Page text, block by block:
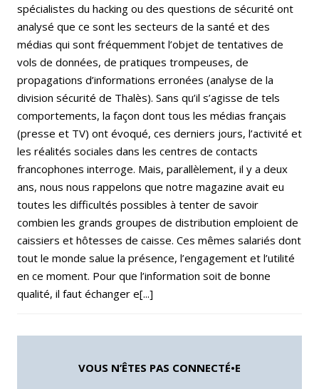
spécialistes du hacking ou des questions de sécurité ont
analysé que ce sont les secteurs de la santé et des
médias qui sont fréquemment l’objet de tentatives de
vols de données, de pratiques trompeuses, de
propagations d’informations erronées (analyse de la
division sécurité de Thalès). Sans qu’il s’agisse de tels
comportements, la façon dont tous les médias français
(presse et TV) ont évoqué, ces derniers jours, l’activité et
les réalités sociales dans les centres de contacts
francophones interroge. Mais, parallèlement, il y a deux
ans, nous nous rappelons que notre magazine avait eu
toutes les difficultés possibles à tenter de savoir
combien les grands groupes de distribution emploient de
caissiers et hôtesses de caisse. Ces mêmes salariés dont
tout le monde salue la présence, l’engagement et l’utilité
en ce moment. Pour que l’information soit de bonne
qualité, il faut échanger e[...]
VOUS N’ÊTES PAS CONNECTÉ•E